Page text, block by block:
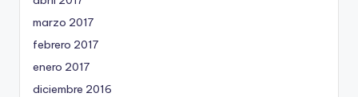
marzo 2017
febrero 2017
enero 2017
diciembre 2016